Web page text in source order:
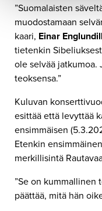
”Suomalaisten
muodostamaan
kaari, Einar
tietenkin
ole selvää
teoksensa.”
Kuluvan
esittää että levyttää
ensimmäisen
Etenkin
merkillisintä
”Se on kummallinen
päättää, mitä hän